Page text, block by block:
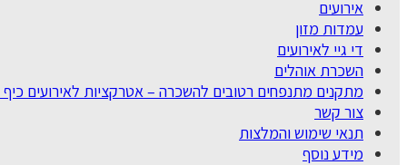
אירועים
עמדות מזון
די גיי לאירועים
השכרת אוהלים
מתקנים מתנפחים רטובים להשכרה – אטרקציות לאירועים
צור קשר
תנאי שימוש והמלצות
מידע נוסף